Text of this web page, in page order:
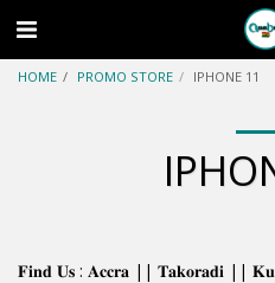
HOME PROMO STORE IPHONE 11
𝐅𝐢𝐧𝐝 𝐔𝐬 : 𝐀𝐜𝐜𝐫𝐚 || 𝐓𝐚𝐤𝐨𝐫𝐚𝐝𝐢 ||